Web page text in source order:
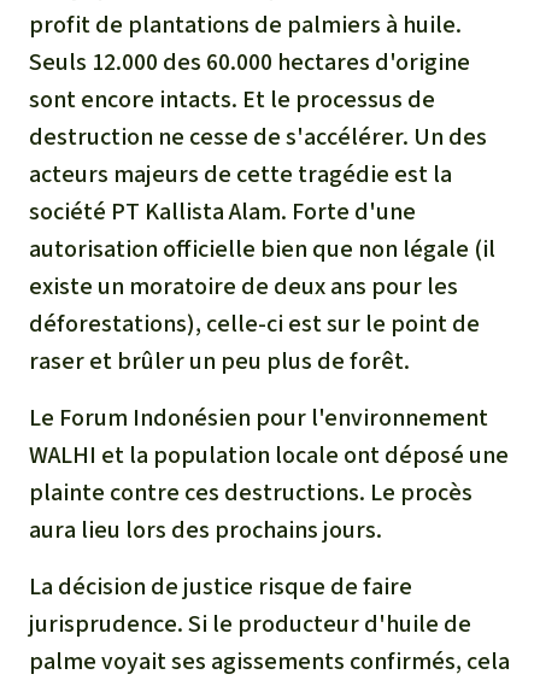
profit de plantations de palmiers à huile.
Seuls 12.000 des 60.000 hectares d'origine
sont encore intacts. Et le processus de
destruction ne cesse de s'accélérer. Un des
acteurs majeurs de cette tragédie est la
société PT Kallista Alam. Forte d'une
autorisation officielle bien que non légale (il
existe un moratoire de deux ans pour les
déforestations), celle-ci est sur le point de
raser et brûler un peu plus de forêt.
Le Forum Indonésien pour l'environnement
WALHI et la population locale ont déposé une
plainte contre ces destructions. Le procès
aura lieu lors des prochains jours.
La décision de justice risque de faire
jurisprudence. Si le producteur d'huile de
palme voyait ses agissements confirmés, cela